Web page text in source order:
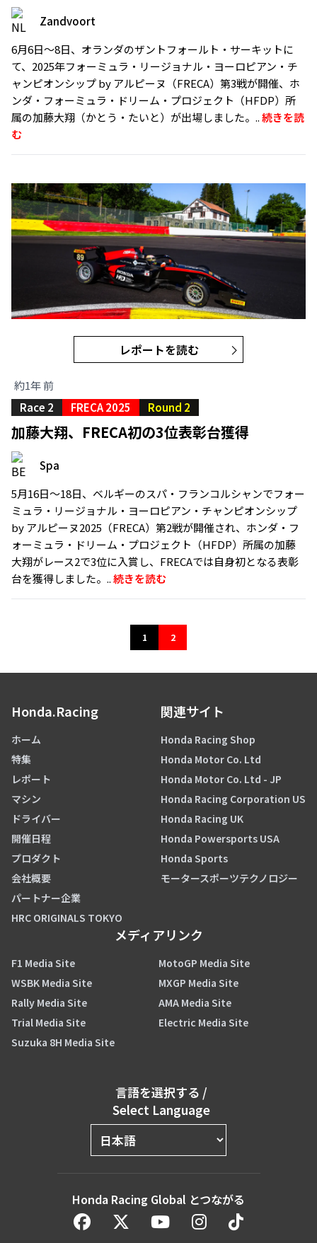
Zandvoort
6月6日〜8日、オランダのザントフォールト・サーキットに
て、2025年フォーミュラ・リージョナル・ヨーロピアン・チ
ャンピオンシップ by アルピーヌ（FRECA）第3戦が開催、ホ
ンダ・フォーミュラ・ドリーム・プロジェクト（HFDP）所
属の加藤大翔（かとう・たいと）が出場しました。..続きを読
む
レポートを読む
約1年 前
Race 2
FRECA 2025 Round 2
加藤大翔、FRECA初の3位表彰台獲得
Spa
5月16日〜18日、ベルギーのスパ・フランコルシャンでフォー
ミュラ・リージョナル・ヨーロピアン・チャンピオンシップ
by アルピーヌ2025（FRECA）第2戦が開催され、ホンダ・フ
ォーミュラ・ドリーム・プロジェクト（HFDP）所属の加藤
大翔がレース2で3位に入賞し、FRECAでは自身初となる表彰
台を獲得しました。..続きを読む
1 2
Honda.Racing
ホーム
特集
レポート
マシン
ドライバー
開催日程
プロダクト
会社概要
パートナー企業
HRC ORIGINALS TOKYO
関連サイト
Honda Racing Shop
Honda Motor Co. Ltd
Honda Motor Co. Ltd - JP
Honda Racing Corporation US
Honda Racing UK
Honda Powersports USA
Honda Sports
モータースポーツテクノロジー
メディアリンク
F1 Media Site
MotoGP Media Site
WSBK Media Site
MXGP Media Site
Rally Media Site
AMA Media Site
Trial Media Site
Electric Media Site
Suzuka 8H Media Site
言語を選択する /
Select Language
Honda Racing Global とつながる